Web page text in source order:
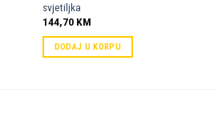
svjetiljka
144,70 KM
DODAJ U KORPU